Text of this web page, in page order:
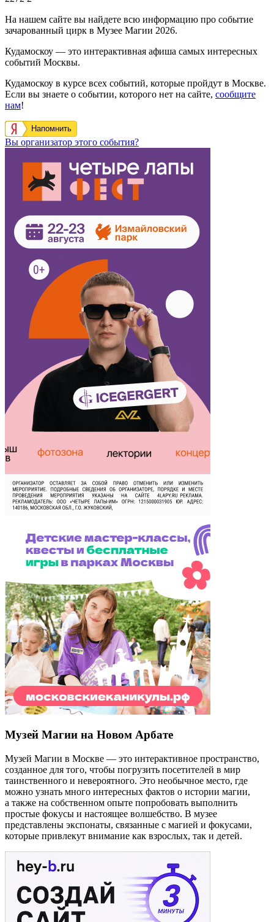
На нашем сайте вы найдете всю информацию про событие
зачарованный цирк в Музее Магии 2026.
Кудамоскоу — это интерактивная афиша самых интересных
событий Москвы.
Кудамоскоу в курсе всех событий, которые пройдут в Москве.
Если вы знаете о событии, которого нет на сайте, сообщите
нам!
Напомнить
Вы организатор этого события?
Музей Магии на Новом Арбате
Музей Магии в Москве — это интерактивное пространство,
созданное для того, чтобы погрузить посетителей в мир
таинственного и невероятного. Это необычное место, где
можно узнать много интересных фактов о истории магии,
а также на собственном опыте попробовать выполнить
простые фокусы и настоящее волшебство. В музее
представлены экспонаты, связанные с магией и фокусами,
которые привлекут внимание как взрослых, так и детей.